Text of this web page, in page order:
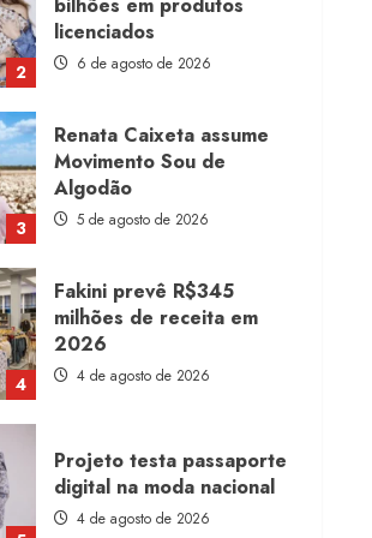
2
bilhões em produtos
licenciados
6 de agosto de 2026
3
Renata Caixeta assume
Movimento Sou de
Algodão
5 de agosto de 2026
4
Fakini prevê R$345
milhões de receita em
2026
4 de agosto de 2026
Projeto testa passaporte
digital na moda nacional
4 de agosto de 2026